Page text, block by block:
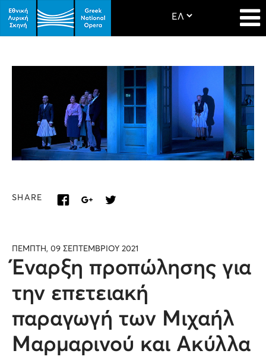
SHARE
ΠΕΜΠΤΗ, 09 ΣΕΠΤΕΜΒΡΙΟΥ 2021
Έναρξη προπώλησης για
την επετειακή
παραγωγή των Μιχαήλ
Μαρμαρινού και Ακύλλα